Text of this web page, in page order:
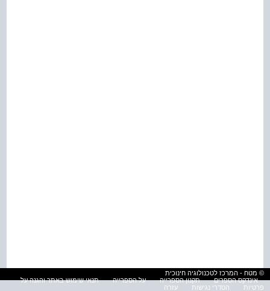
© מטח - המרכז לטכנולוגיה חינוכית
אינדקס הספרים
תקנון הספרייה על הספרייה
תנאי שימוש באתר והגנה על
פרטיות
הסדרי נגישות עזרה